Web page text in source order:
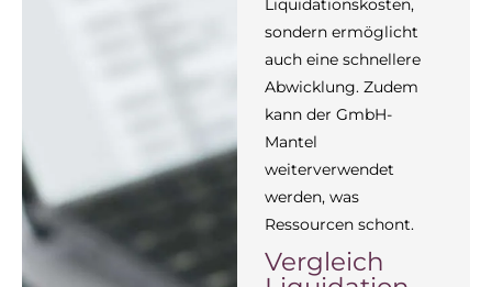
Liquidationskosten,
sondern ermöglicht
auch eine schnellere
Abwicklung. Zudem
kann der GmbH-
Mantel
weiterverwendet
werden, was
Ressourcen schont.
Vergleich